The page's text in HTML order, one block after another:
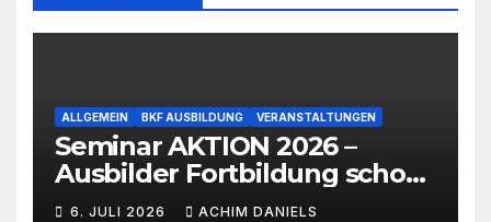
ALLGEMEIN BKF AUSBILDUNG VERANSTALTUNGEN
Seminar AKTION 2026 –
Ausbilder Fortbildung schon
ab 399€!!!
6. JULI 2026 ACHIM DANIELS